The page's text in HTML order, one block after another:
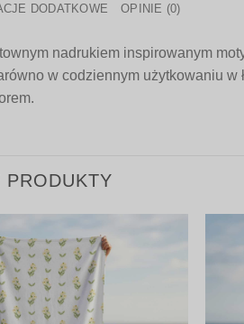
DODATKOWE OPINIE (0)
nadrukiem inspirowanym
w codziennym użytkowaniu
PRODUKTY